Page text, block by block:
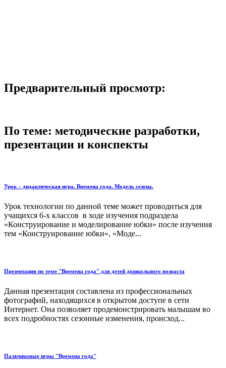
Предварительный просмотр:
По теме: методические разработки,
презентации и конспекты
Урок – дидактическая игра. Времена года. Модель сезона.
Урок технологии по данной теме может проводиться для
учащихся 6-х классов в ходе изучения подраздела
«Конструирование и моделирование юбки» после изучения
тем «Конструирование юбки», «Моде...
Презентация по теме "Времена года" для детей дошкольного возраста
Данная презентация составлена из профессиональных
фотографий, находящихся в открытом доступе в сети
Интернет. Она позволяет продемонстрировать малышам во
всех подробностях сезонные изменения, происход...
Пальчиковые игры "Времена года"